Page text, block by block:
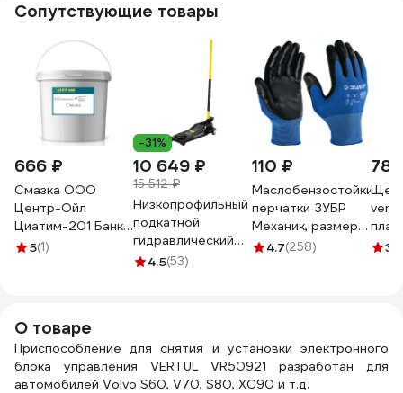
Сопутствующие товары
666 ₽
Смазка ООО
Центр-Ойл
Циатим-201 Банка
жест.0,8кг
5(1)
-31%
10 649 ₽
15 512 ₽
Низкопрофильный
подкатной
гидравлический
домкрат Inforce 3
4.5(53)
110 ₽
Маслобензостойкие
перчатки ЗУБР
Механик, размер L
11276-L_z01
4.7(258)
78
3.7
О товаре
Приспособление для снятия и установки электронного
блока управления VERTUL VR50921 разработан для
автомобилей Volvo S60, V70, S80, XC90 и т.д.